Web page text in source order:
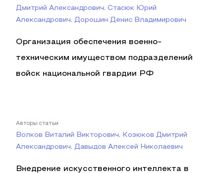
Дмитрий Александрович, Стасюк Юрий
Александрович, Дорошин Денис Владимирович
Организация обеспечения военно-
техническим имуществом подразделений
войск национальной гвардии РФ
Авторы статьи
Волков Виталий Викторович, Козюков Дмитрий
Александрович, Давыдов Алексей Николаевич
Внедрение искусственного интеллекта в